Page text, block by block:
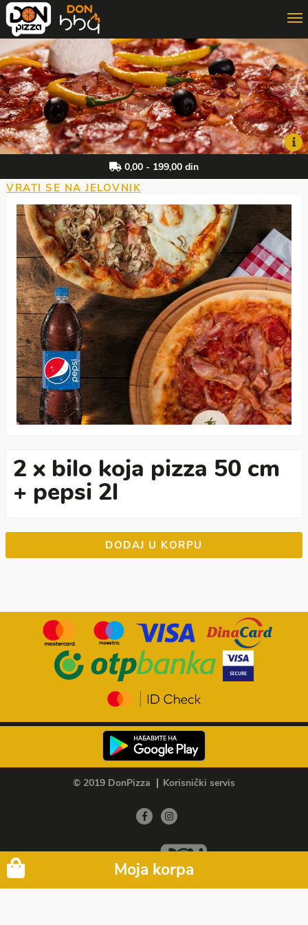
ONLINE PORUČIVANJE
3D PORUČIVANJE
DON MAJSTOR
0,00 - 199,00 din
VRATI SE NA JELOVNIK
2 x bilo koja pizza 50 cm
+ pepsi 2l
DODAJ U KORPU
Moja korpa
© 2019 DonPizza Korisnički servis
Member of